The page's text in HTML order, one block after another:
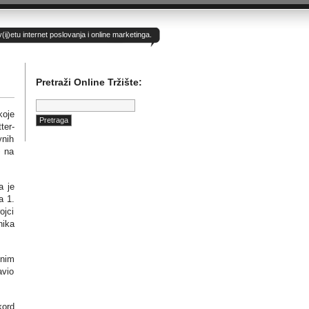
internet poslovanja i online marketinga.
na
je
1.
Pretraži Online Tržište:
Pretraga: